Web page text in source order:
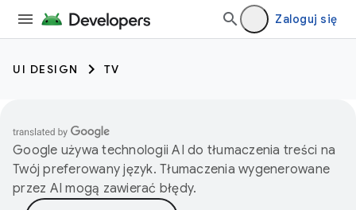
Zaloguj się
UI DESIGN TV
Google używa technologii AI do tłumaczenia treści na
Twój preferowany język. Tłumaczenia wygenerowane
przez AI mogą zawierać błędy.